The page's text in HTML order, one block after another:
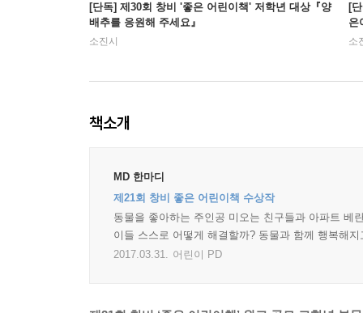
[단독] 제30회 창비 '좋은 어린이책' 저학년 대상『양
배추를 응원해 주세요』
소진시
[
은
소
책소개
MD 한마디
제21회 창비 좋은 어린이책 수상작
동물을 좋아하는 주인공 미오는 친구들과 아파트 베
이들 스스로 어떻게 해결할까? 동물과 함께 행복해
2017.03.31. 어린이 PD